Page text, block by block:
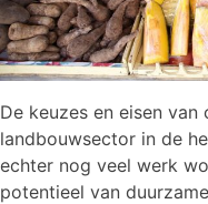
De keuzes en eisen
landbouwsector in de
echter nog veel werk
potentieel van